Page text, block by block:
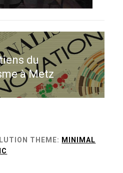
du
à Metz
THEME: MINIMAL